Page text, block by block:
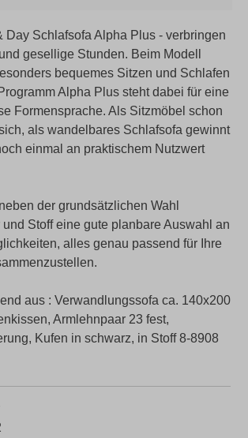
Day Schlafsofa Alpha Plus - verbringen
gesellige Stunden. Beim Modell
bequemes Sitzen und Schlafen
Alpha Plus steht dabei für eine
Formensprache. Als Sitzmöbel schon
als wandelbares Schlafsofa gewinnt
einmal an praktischem Nutzwert
der grundsätzlichen Wahl
Stoff eine gute planbare Auswahl an
alles genau passend für Ihre
aus : Verwandlungssofa ca. 140x200
Armlehnpaar 23 fest,
Kufen in schwarz, in Stoff 8-8908